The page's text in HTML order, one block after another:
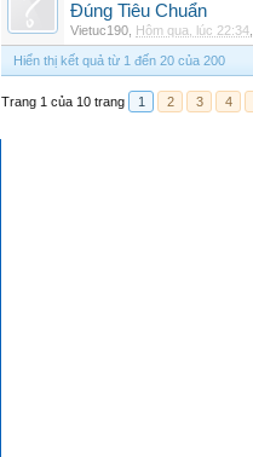
Đúng Tiêu Chuẩn
Vietuc190 Hôm qua, lúc 22:34
Hiển thị kết quả từ 1 đến 20 của 200
Trang 1 của 10 trang 1 2 3 4